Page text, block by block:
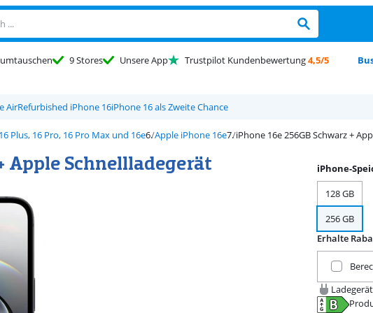
umtauschen 9 Stores Unsere App Trustpilot Kundenbewertung4,5/5
AirRefurbished iPhone 16iPhone 16 als Zweite Chance
Plus, 16 Pro, 16 Pro Max und 16e Apple iPhone 16e iPhone 16e 256GB Schwarz +
Apple Schnellladegerät
iPhone-
128 GB
256 GB
Erhalte